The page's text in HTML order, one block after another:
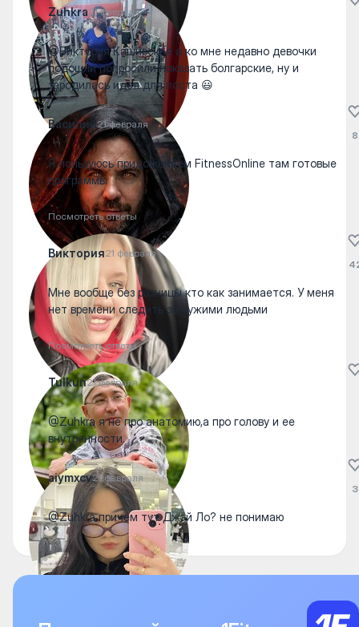
Zuhkra21 февраля
@Виктория Каширская а ко мне недавно девочки
подошли попросили показать болгарские, ну и
зародилась идея для поста 😃
Василий21 февраля
Я пользуюсь придожением FitnessOnline там готовые
программы
Посмотреть ответы
8
Виктория21 февраля
Мне вообще без разницы кто как занимается. У меня
нет времени следить за чужими людьми
Посмотреть ответы
Tulkun21 февраля
@Zuhkra я не про анатомию,а про голову и ее
внутренности.
aiymxcv21 февраля
@Zuhkra причем тут Джэй Ло? не понимаю
3